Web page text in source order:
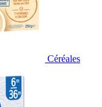
Céréales